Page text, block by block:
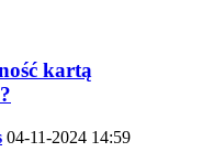
kartą
04-11-2024 14:59